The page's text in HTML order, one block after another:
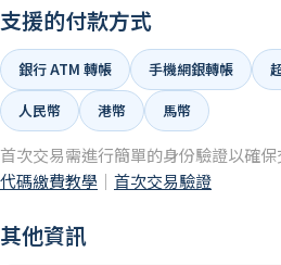
支援的付款方式
銀行 ATM 轉帳 手機網銀轉帳
人民幣
港幣 馬幣
首次交易需進行簡單的身份驗證以確
代碼繳費教學 ｜ 首次交易驗證
其他資訊